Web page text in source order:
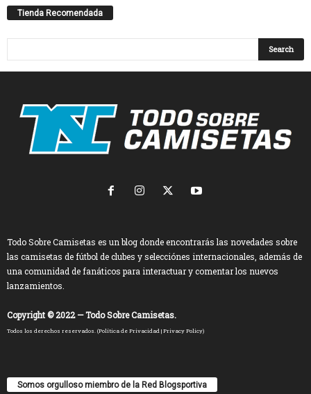
Tienda Recomendada
Todo Sobre Camisetas es un blog donde encontrarás las novedades sobre
las camisetas de fútbol de clubes y selecciónes internacionales, además de
una comunidad de fanáticos para interactuar y comentar los nuevos
lanzamientos.
Copyright © 2022 — Todo Sobre Camisetas.
Todos los derechos reservados. (Política de Privacidad | Privacy Policy)
Somos orgulloso miembro de la Red Blogsportiva